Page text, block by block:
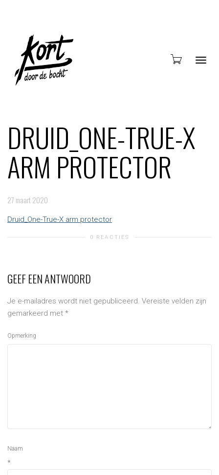
de
DRUID_ONE-TRUE-X
ARM PROTECTOR
27 maart 2020
Druid_One-True-X arm protector
0 REACTIES
GEEF EEN ANTWOORD
Je e-mailadres wordt niet gepubliceerd. Vereiste velden zijn
gemarkeerd met *
Opmerking
Naam
*